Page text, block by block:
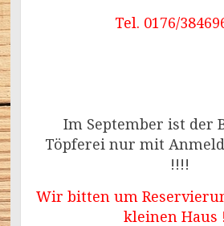
Tel. 0176/
Im September ist der
Töpferei nur mit
!!!!
Wir bitten um
kleinen Haus